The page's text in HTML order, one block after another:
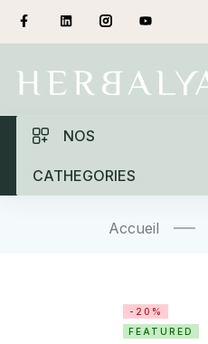
NOS
CATHEGORIES
Accueil
-20%
FEATURED